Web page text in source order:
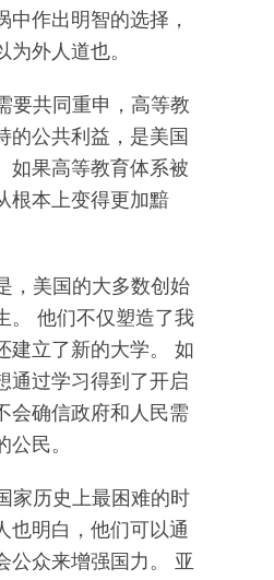
中作出明智的选择，
为外人道也。
要共同重申，高等教
的公共利益，是美国
如果高等教育体系被
根本上变得更加黯
，美国的大多数创始
。 他们不仅塑造了我
建立了新的大学。 如
通过学习得到了开启
会确信政府和人民需
民。
家历史上最困难的时
也明白，他们可以通
公众来增强国力。 亚